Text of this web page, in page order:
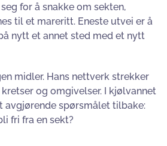
for å snakke om sekten,
til et mareritt. Eneste utvei er å
nytt et annet sted med et nytt
midler. Hans nettverk strekker
og omgivelser. I kjølvannet
avgjørende spørsmålet tilbake:
fri fra en sekt?